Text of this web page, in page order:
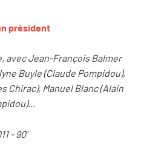
président
avec Jean-François Balmer
Buyle (Claude Pompidou),
Chirac), Manuel Blanc (Alain
- 90'